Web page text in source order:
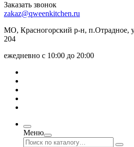
Заказать звонок
zakaz@qweenkitchen.ru
МО, Красногорский р-н, п.Отрадное,
204
ежедневно с 10:00 до 20:00
Меню